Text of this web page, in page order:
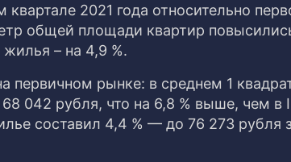
2021 года относительно
общей площади квартир
– на 4,9 %.
первичном рынке: в среднем 1
042 рубля, что на 6,8 % выше, чем в I
составил 4,4 % — до 76 273 рубля